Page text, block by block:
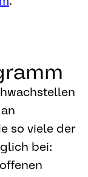
so viele der
bei: